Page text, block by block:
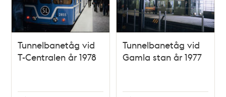
Tunnelbanetåg vid
T-Centralen år 1978
Tunnelbanetåg vid
Gamla stan år 1977